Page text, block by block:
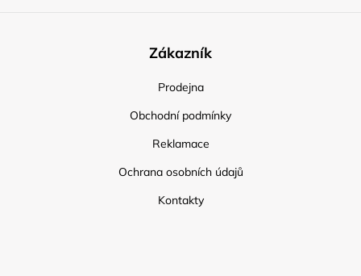
Zákazník
Prodejna
Obchodní podmínky
Reklamace
Ochrana osobních údajů
Kontakty